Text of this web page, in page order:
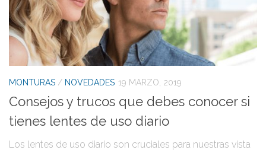
MONTURAS / NOVEDADES 19 MARZO, 2019
Consejos y trucos que debes conocer si
tienes lentes de uso diario
Los lentes de uso diario son cruciales para nuestras vista